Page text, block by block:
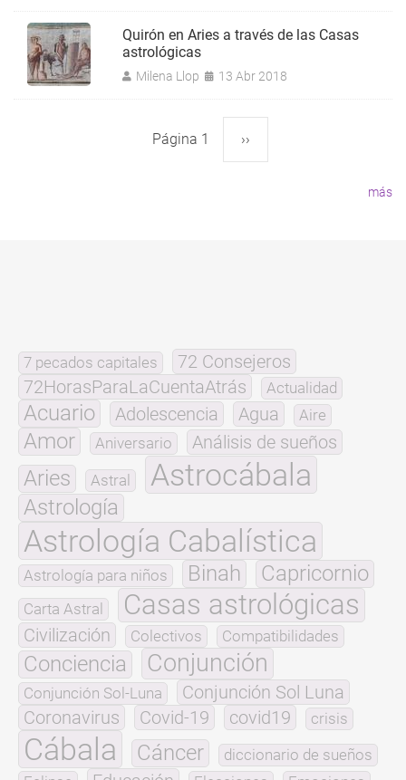
Quirón en Aries a través de las Casas
astrológicas
Milena Llop 13 Abr 2018
Página 1 Siguiente
››
más
7 pecados capitales
72 Consejeros
72HorasParaLaCuentaAtrás
Actualidad
Acuario Adolescencia Agua Aire
Amor Aniversario Análisis de sueños
Aries Astral Astrocábala
Astrología
Astrología Cabalística
Astrología para niños Binah Capricornio
Carta Astral Casas astrológicas
Civilización Colectivos Compatibilidades
Conciencia Conjunción
Conjunción Sol-Luna
Conjunción Sol Luna
Coronavirus
Covid-19 covid19 crisis
Cábala Cáncer
diccionario de sueños